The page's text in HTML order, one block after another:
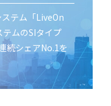
テム「LiveOn
テムのSIタイプ
続シェアNo.1を